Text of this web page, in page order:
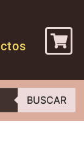
BUSCAR